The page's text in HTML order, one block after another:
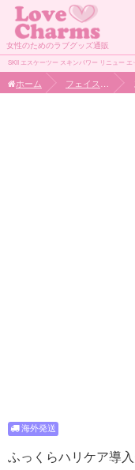
女性のためのラブグッズ通販
SKII エスケーツー スキンパワー リニュー
ホーム
ふっくらハリケア導